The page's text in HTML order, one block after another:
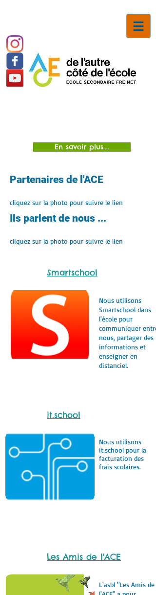
En savoir plus....
Partenaires de l'ACE
cliquez sur la photo pour suivre le lien
Ils parlent de nous ...
cliquez sur la photo pour suivre le lien
Smartschool
Nous utilisons
Smartschool dans
l'école pour
communiquer entre
nous, partager des
informations et
enseigner en
distanciel.
it.school
Nous utilisons
it.school pour la
facturation des
frais scolaires.
Les Amis de l'ACE
L'asbl "Les Amis de